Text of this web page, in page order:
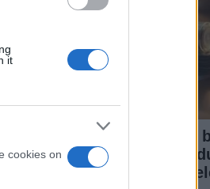
it
cookies on
Guía para comparar
asistencias a la
garantía en coches